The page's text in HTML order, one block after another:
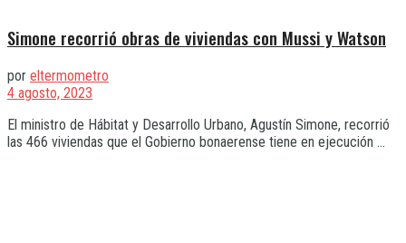
Simone recorrió obras de viviendas con Mussi y Watson
por eltermometro
4 agosto, 2023
El ministro de Hábitat y Desarrollo Urbano, Agustín Simone, recorrió
las 466 viviendas que el Gobierno bonaerense tiene en ejecución ...